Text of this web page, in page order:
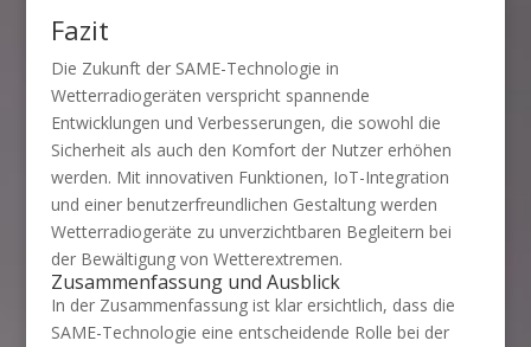
Fazit
Die Zukunft der SAME-Technologie in
Wetterradiogeräten verspricht spannende
Entwicklungen und Verbesserungen, die sowohl die
Sicherheit als auch den Komfort der Nutzer erhöhen
werden. Mit innovativen Funktionen, IoT-Integration
und einer benutzerfreundlichen Gestaltung werden
Wetterradiogeräte zu unverzichtbaren Begleitern bei
der Bewältigung von Wetterextremen.
Zusammenfassung und Ausblick
In der Zusammenfassung ist klar ersichtlich, dass die
SAME-Technologie eine entscheidende Rolle bei der